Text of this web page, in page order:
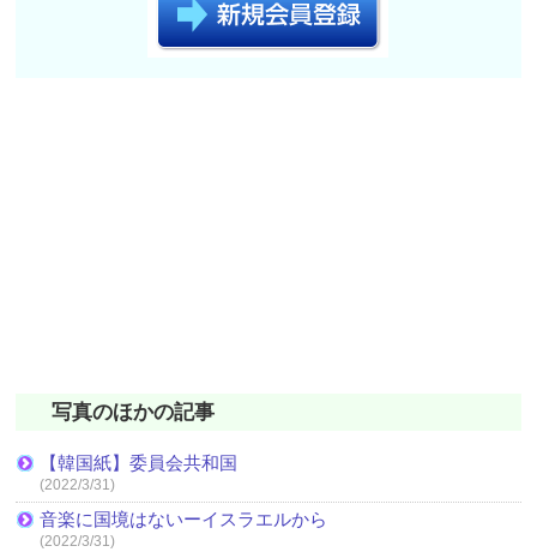
写真のほかの記事
【韓国紙】委員会共和国
(2022/3/31)
音楽に国境はないーイスラエルから
(2022/3/31)